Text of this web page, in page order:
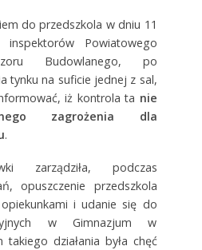
do przedszkola w dniu 11
Powiatowego
Budowlanego, po
tynku na suficie jednej z sal,
iż kontrola ta nie
zagrożenia dla
.
zarządziła, podczas
opuszczenie przedszkola
i udanie się do
w Gimnazjum w
takiego działania była chęć